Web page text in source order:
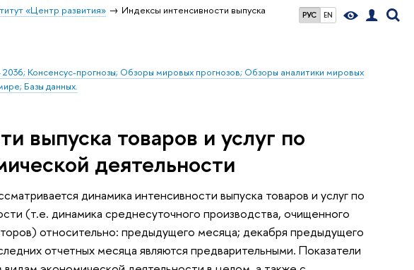
РУС EN
«Центр развития»
Индексы интенсивности выпуска
Консенсус-прогнозы; Обзоры мировых прогнозов; Обзоры аналитики мировых
Базы данных.
выпуска товаров и услуг по
деятельности
динамика интенсивности выпуска товаров и услуг по
(т.е. динамика среднесуточного производства, очищенного
относительно: предыдущего месяца; декабря предыдущего
отчетных месяца являются предварительными. Показатели